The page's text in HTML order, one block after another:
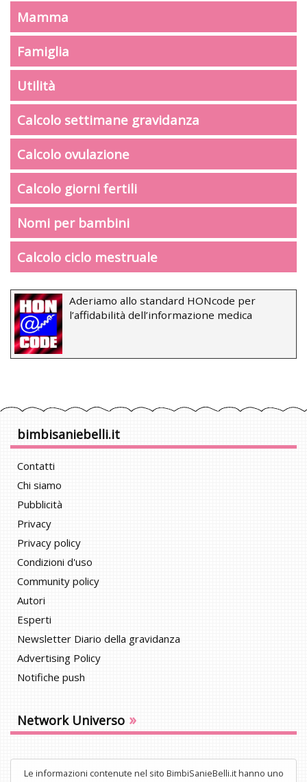
Mamma
Famiglia
Utilità
Calcolo settimane gravidanza
Calcolo ovulazione
Calcolo giorni fertili
Nomi per bambini
Calcolo ciclo mestruale
Aderiamo allo standard HONcode per
l’affidabilità dell’informazione medica
bimbisaniebelli.it
Contatti
Chi siamo
Pubblicità
Privacy
Privacy policy
Condizioni d'uso
Community policy
Autori
Esperti
Newsletter Diario della gravidanza
Advertising Policy
Notifiche push
Network Universo »
Le informazioni contenute nel sito BimbiSanieBelli.it hanno uno